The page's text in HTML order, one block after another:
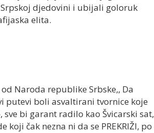
djedovini i ubijali goloruk
elita.
Naroda republike Srbske,, Da
putevi boli asvaltirani tvornice koje
bi garant radilo kao Švicarski sat,
čak nezna ni da se PREKRIŽI, po